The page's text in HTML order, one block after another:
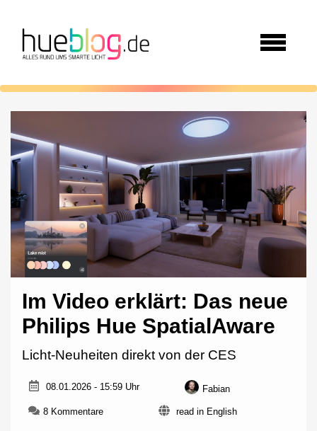
Im Video erklärt: Das neue
Philips Hue SpatialAware
Licht-Neuheiten direkt von der CES
08.01.2026 - 15:59 Uhr Fabian
8 Kommentarezu
read in English